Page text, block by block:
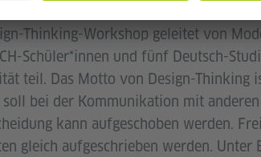
nahmen die PASCH-Schüler*innen
Thinking-Workshop geleitet von
Schüler*innen und fünf Deutsch-
teil. Das Motto von Design-Thinking
bei der Kommunikation mit
kann aufgeschoben werden.
gleich aufgeschrieben werden. Unter